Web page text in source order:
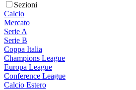
Sezioni
Calcio
Mercato
Serie A
Serie B
Coppa Italia
Champions League
Europa League
Conference League
Calcio Estero